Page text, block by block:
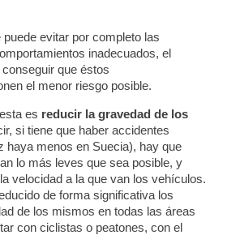
puede evitar por completo las
inadecuados, el
que éstos
el menor riesgo posible.
es reducir la gravedad de los
si tiene que haber accidentes
haya menos en Suecia), hay que
lo más leves que sea posible, y
velocidad a la que van los vehículos.
de forma significativa los
de los mismos en todas las áreas
con ciclistas o peatones, con el